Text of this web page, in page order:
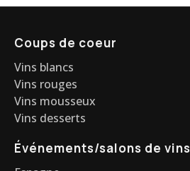
Coups de coeur
Vins blancs
Vins rouges
Vins mousseux
Vins desserts
Événements/salons de vins